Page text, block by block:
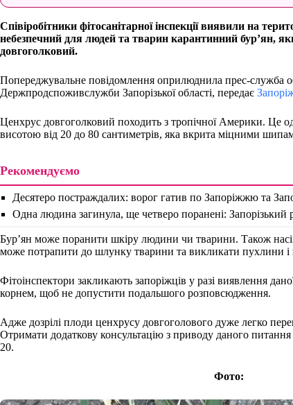
Співіробітники фітосанітарної інспекції виявили на
небезпечний для людей та тварин карантинний бур’ян,
довгоголковий.
Попереджувальне повідомлення оприлюднила прес-служба
Держпродспоживслужби Запорізької області, передає
Ценхрус довгоголковий походить з тропічної Америки. Це
висотою від 20 до 80 сантиметрів, яка вкрита міцними
Рекомендуємо
Десятеро постраждалих: ворог гатив по Запоріжжю та
Одна людина загинула, ще четверо поранені:
Бур’ян може поранити шкіру людини чи тварини. Також
може потрапити до шлунку тварини та викликати пухлини і
Фітоінспектори закликають запоріжців у разі виявлення
корнем, щоб не допустити подальшого розповсюдження.
Адже дозрілі плоди ценхрусу довгоголового дуже легко
Отримати додаткову консультацію з приводу даного
20.
Фото: